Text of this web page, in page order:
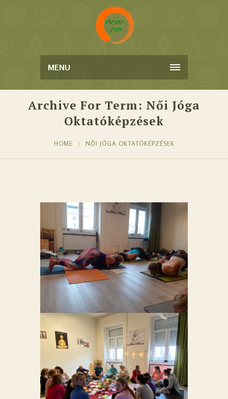
MENU
Archive For Term: Női Jóga
Oktatóképzések
HOME NŐI JÓGA OKTATÓKÉPZÉSEK
NŐI JÓGA
OKTATÓKÉPZÉSEK
Csoportos Jóga Órák
Elevenjoga
ÖRÖMTELI
PILLANATOK A
STÚDIÓ ÉLETÉBEN